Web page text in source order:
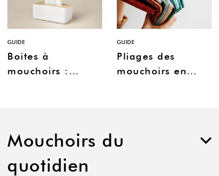
GUIDE
Boites à
mouchoirs :
GUIDE
Pliages des
mouchoirs en
Mouchoirs du
quotidien